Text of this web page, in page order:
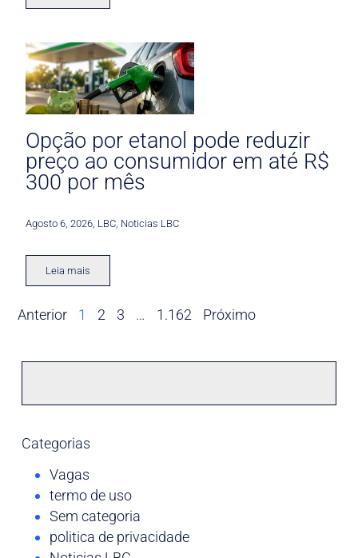
Opção por etanol pode reduzir
preço ao consumidor em até R$
300 por mês
Agosto 6, 2026 LBC Noticias LBC
Leia mais
Anterior 1 2 3 … 1.162 Próximo
Categorias
Vagas
termo de uso
Sem categoria
politica de privacidade